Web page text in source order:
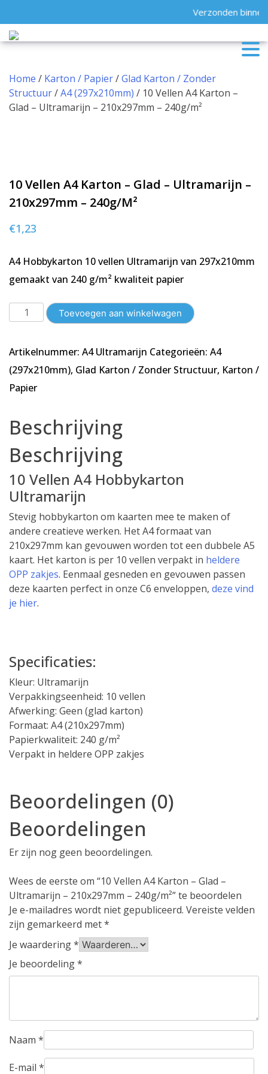
to
content
Verzonden binnen
Home / Karton / Papier/Glad Karton / Zonder
Structuur/A4 (297x210mm) / 10 Vellen A4 Karton –
Glad – Ultramarijn – 210x297mm – 240g/m²
10 Vellen A4 Karton – Glad – Ultramarijn –
210x297mm – 240g/m²
€1,23
A4 Hobbykarton 10 vellen Ultramarijn van 297x210mm
gemaakt van 240 g/m² kwaliteit papier
Vellen
Karton
-
Glad
-
-
210x297mm
aantal
Toevoegen aan winkelwagen
Artikelnummer: A4 Ultramarijn Categorieën: A4
(297x210mm), Glad Karton / Zonder Structuur, Karton /
Papier
Beschrijving
Beschrijving
10 Vellen A4 Hobbykarton
Ultramarijn
Stevig hobbykarton om kaarten mee te maken of
andere creatieve werken. Het A4 formaat van
210x297mm kan gevouwen worden tot een dubbele A5
kaart. Het karton is per 10 vellen verpakt in heldere
OPP zakjes. Eenmaal gesneden en gevouwen passen
deze kaarten perfect in onze C6 enveloppen, deze vind
je hier.
Specificaties:
Kleur: Ultramarijn
Verpakkingseenheid: 10 vellen
Afwerking: Geen (glad karton)
Formaat: A4 (210x297mm)
Papierkwaliteit: 240 g/m²
Verpakt in heldere OPP zakjes
Beoordelingen (0)
Beoordelingen
Er zijn nog geen beoordelingen.
Wees de eerste om “10 Vellen A4 Karton – Glad –
Ultramarijn – 210x297mm – 240g/m²” te beoordelen
Je e-mailadres wordt niet gepubliceerd. Vereiste velden
zijn gemarkeerd met*
Je waardering*
Je beoordeling*
Naam *
E-mail *